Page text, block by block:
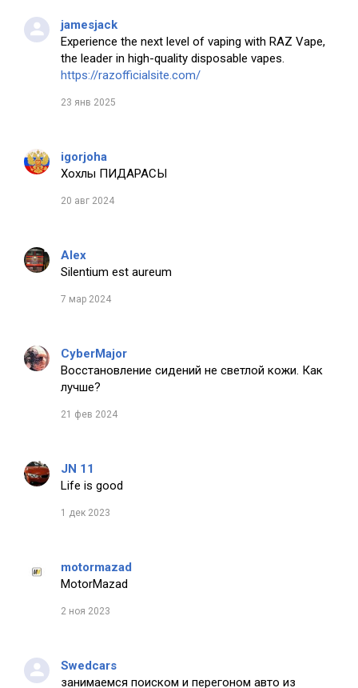
jamesjack
Experience the next level of vaping with RAZ Vape,
the leader in high-quality disposable vapes.
https://razofficialsite.com/
23 янв 2025
igorjoha
Хохлы ПИДАРАСЫ
20 авг 2024
Alex
Silentium est aureum
7 мар 2024
CyberMajor
Восстановление сидений не светлой кожи. Как
лучше?
21 фев 2024
JN 11
Life is good
1 дек 2023
motormazad
MotorMazad
2 ноя 2023
Swedcars
занимаемся поиском и перегоном авто из